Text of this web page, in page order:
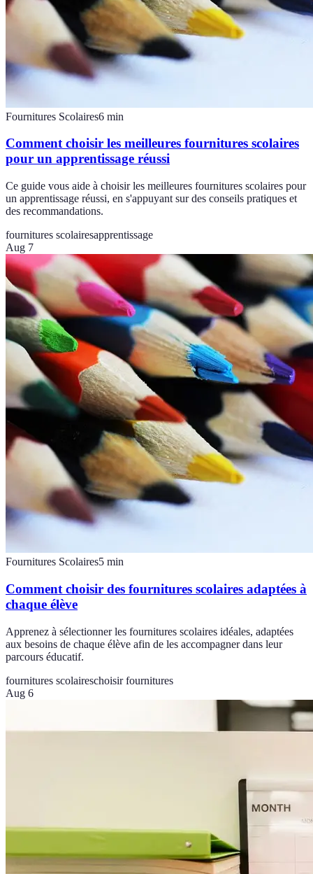
Fournitures Scolaires6 min
Comment choisir les meilleures fournitures scolaires
pour un apprentissage réussi
Ce guide vous aide à choisir les meilleures fournitures scolaires pour
un apprentissage réussi, en s'appuyant sur des conseils pratiques et
des recommandations.
fournitures scolairesapprentissage
Aug 7
Fournitures Scolaires5 min
Comment choisir des fournitures scolaires adaptées à
chaque élève
Apprenez à sélectionner les fournitures scolaires idéales, adaptées
aux besoins de chaque élève afin de les accompagner dans leur
parcours éducatif.
fournitures scolaireschoisir fournitures
Aug 6